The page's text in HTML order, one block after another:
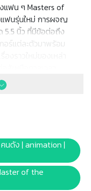
แฟน ๆ Masters of
แฟนรุ่นใหม่ การผจญ
5.5 นิ้ว ที่มีข้อต่อถึง
อร์แต่ละตัวมาพร้อม
อกแบบมาในแนว
สันบนผลิตภัณฑ์ หรือ
ทราบล่วงหน้า และสี
วามแตกต่างกันจาก
จอ
นดัง | animation |
of the